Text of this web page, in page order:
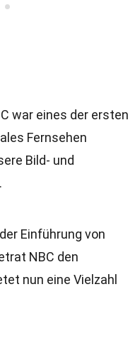
war eines der ersten
Fernsehen
Bild- und
Einführung von
NBC den
nun eine Vielzahl